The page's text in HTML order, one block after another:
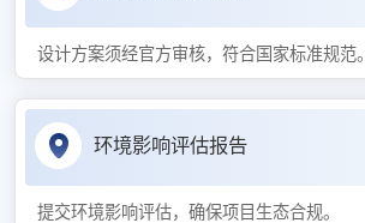
设计方案须经官方审核，符合国家标准规范。
环境影响评估报告
提交环境影响评估，确保项目生态合规。